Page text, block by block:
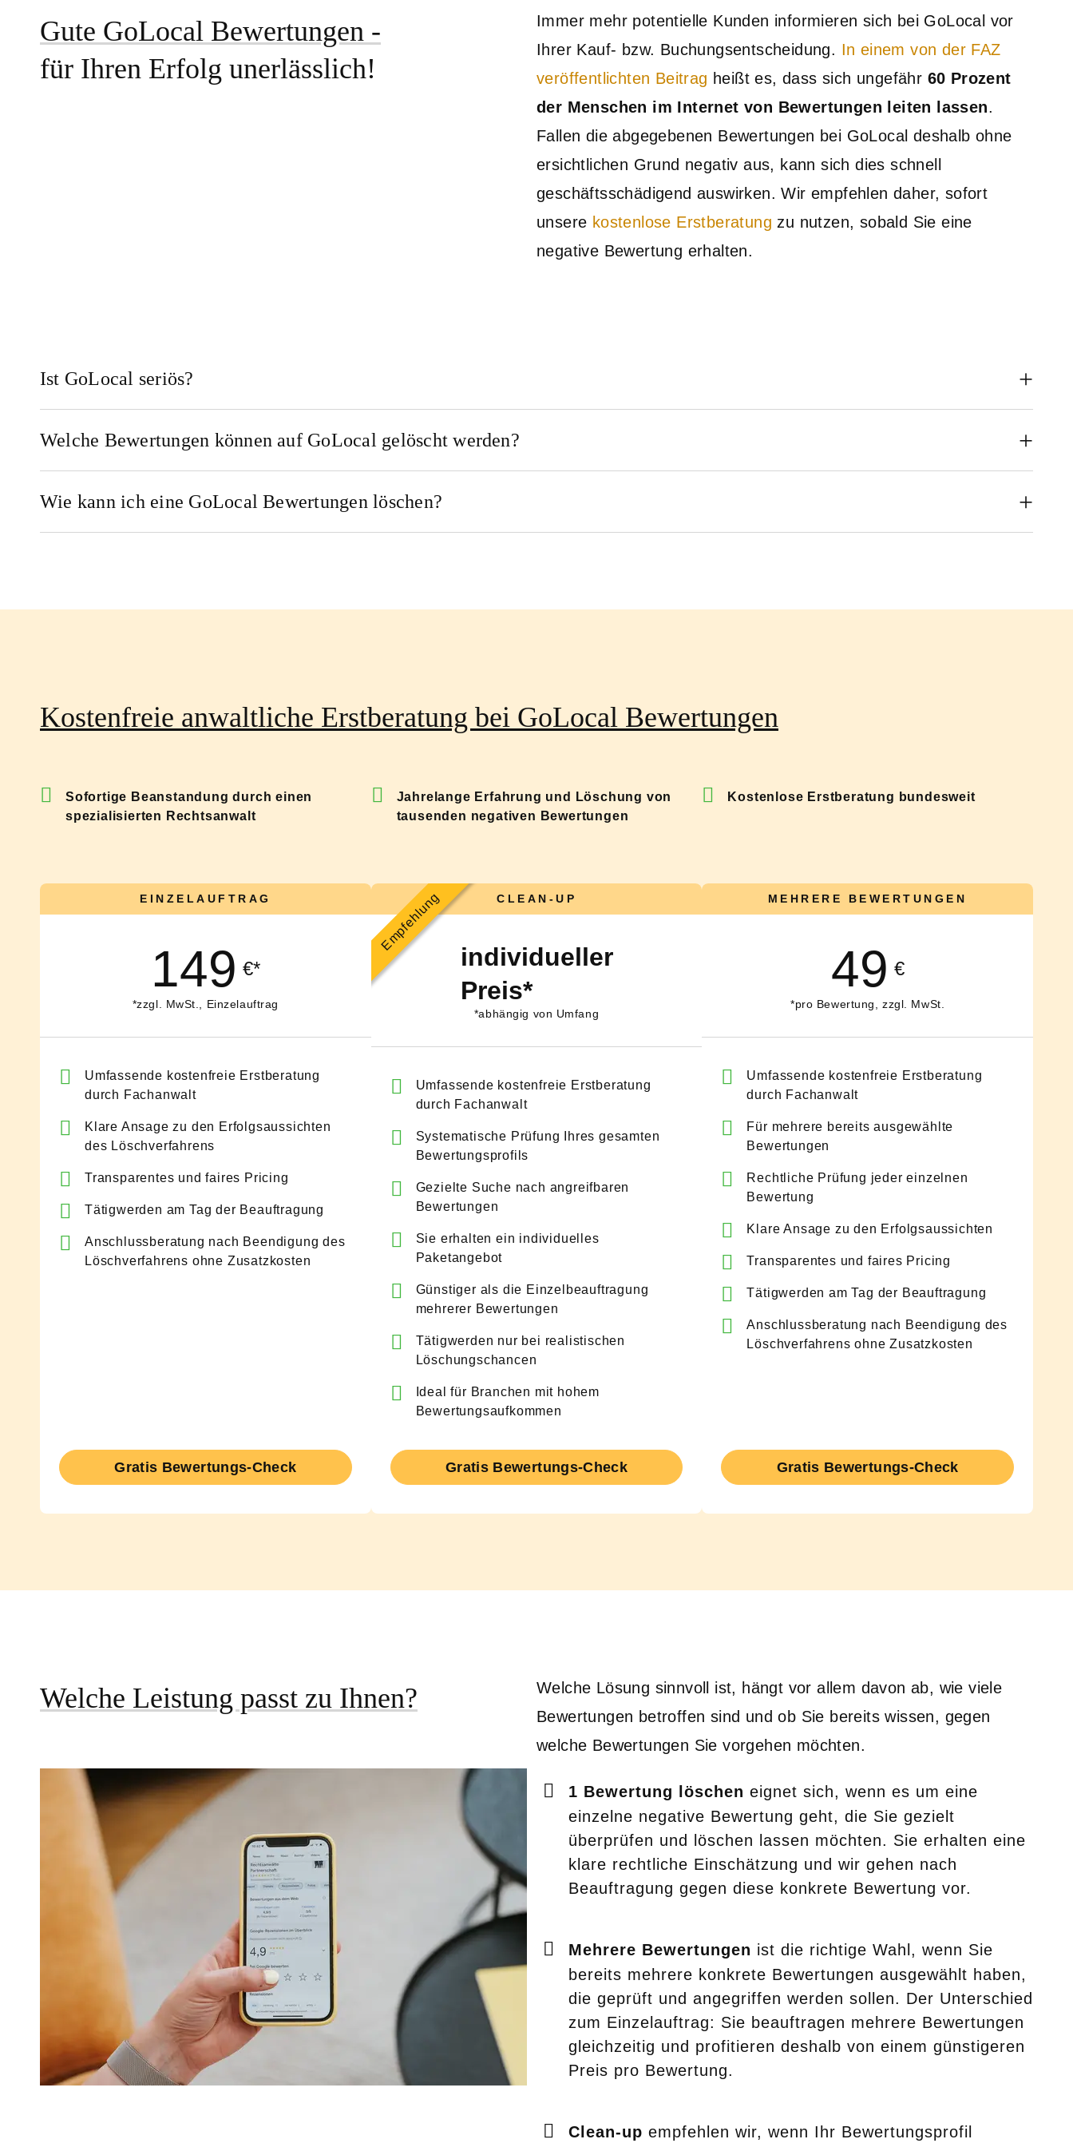
Gute GoLocal Bewertungen -
für Ihren Erfolg unerlässlich!
Immer mehr potentielle Kunden informieren sich bei GoLocal vor
Ihrer Kauf- bzw. Buchungsentscheidung. In einem von der FAZ
veröffentlichten Beitrag heißt es, dass sich ungefähr 60 Prozent
der Menschen im Internet von Bewertungen leiten lassen.
Fallen die abgegebenen Bewertungen bei GoLocal deshalb ohne
ersichtlichen Grund negativ aus, kann sich dies schnell
geschäftsschädigend auswirken. Wir empfehlen daher, sofort
unsere kostenlose Erstberatung zu nutzen, sobald Sie eine
negative Bewertung erhalten.
Ist GoLocal seriös?
Welche Bewertungen können auf GoLocal gelöscht werden?
Wie kann ich eine GoLocal Bewertungen löschen?
Kostenfreie anwaltliche Erstberatung bei GoLocal Bewertungen
Sofortige Beanstandung durch einen
spezialisierten Rechtsanwalt
Jahrelange Erfahrung und Löschung von
tausenden negativen Bewertungen
Kostenlose Erstberatung bundesweit
EINZELAUFTRAG
149 €*
*zzgl. MwSt., Einzelauftrag
Umfassende kostenfreie Erstberatung
durch Fachanwalt
Klare Ansage zu den Erfolgsaussichten
des Löschverfahrens
Transparentes und faires Pricing
Tätigwerden am Tag der Beauftragung
Anschlussberatung nach Beendigung des
Löschverfahrens ohne Zusatzkosten
Gratis Bewertungs-Check
Empfehlung CLEAN-UP
individueller
Preis*
*abhängig von Umfang
Umfassende kostenfreie Erstberatung
durch Fachanwalt
Systematische Prüfung Ihres gesamten
Bewertungsprofils
Gezielte Suche nach angreifbaren
Bewertungen
Sie erhalten ein individuelles
Paketangebot
Günstiger als die Einzelbeauftragung
mehrerer Bewertungen
Tätigwerden nur bei realistischen
Löschungschancen
Ideal für Branchen mit hohem
Bewertungsaufkommen
Gratis Bewertungs-Check
MEHRERE BEWERTUNGEN
49 €
*pro Bewertung, zzgl. MwSt.
Umfassende kostenfreie Erstberatung
durch Fachanwalt
Für mehrere bereits ausgewählte
Bewertungen
Rechtliche Prüfung jeder einzelnen
Bewertung
Klare Ansage zu den Erfolgsaussichten
Transparentes und faires Pricing
Tätigwerden am Tag der Beauftragung
Anschlussberatung nach Beendigung des
Löschverfahrens ohne Zusatzkosten
Gratis Bewertungs-Check
Welche Leistung passt zu Ihnen?
Welche Lösung sinnvoll ist, hängt vor allem davon ab, wie viele
Bewertungen betroffen sind und ob Sie bereits wissen, gegen
welche Bewertungen Sie vorgehen möchten.
1 Bewertung löschen eignet sich, wenn es um eine
einzelne negative Bewertung geht, die Sie gezielt
überprüfen und löschen lassen möchten. Sie erhalten eine
klare rechtliche Einschätzung und wir gehen nach
Beauftragung gegen diese konkrete Bewertung vor.
Mehrere Bewertungen ist die richtige Wahl, wenn Sie
bereits mehrere konkrete Bewertungen ausgewählt haben,
die geprüft und angegriffen werden sollen. Der Unterschied
zum Einzelauftrag: Sie beauftragen mehrere Bewertungen
gleichzeitig und profitieren deshalb von einem günstigeren
Preis pro Bewertung.
Clean-up empfehlen wir, wenn Ihr Bewertungsprofil